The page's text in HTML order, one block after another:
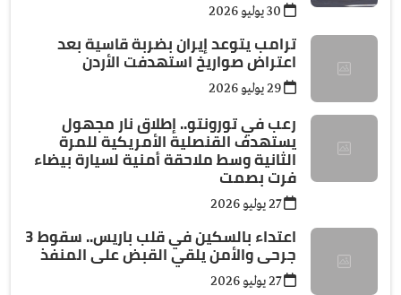
ترامب يتوعد إيران بضربة قاسية بعد
اعتراض صواريخ استهدفت الأردن
رعب في تورونتو.. إطلاق نار مجهول
يستهدف القنصلية الأمريكية للمرة
الثانية وسط ملاحقة أمنية لسيارة بيضاء
فرت بصمت
27 يوليو 2026
اعتداء بالسكين في قلب باريس.. سقوط 3
جرحى والأمن يلقي القبض على المنفذ
27 يوليو 2026